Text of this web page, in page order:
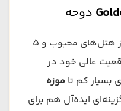
دوحه
از هتل‌های محبوب و ۵
عالی خود در
بسیار کم تا موزه
ایده‌آل هم برای